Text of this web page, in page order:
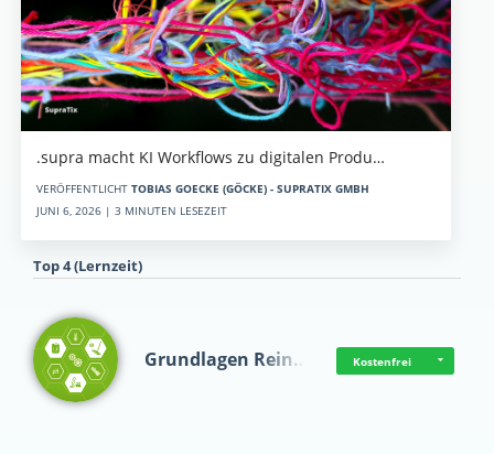
.supra macht KI Workflows zu digitalen Produ…
VERÖFFENTLICHT TOBIAS GOECKE (GÖCKE) - SUPRATIX GMBH
JUNI 6, 2026 | 3 MINUTEN LESEZEIT
Top 4 (Lernzeit)
Grundlagen Rein… Kostenfrei